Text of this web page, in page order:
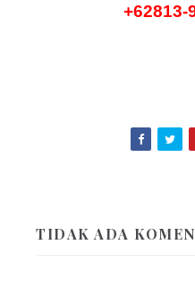
+62813-
TIDAK ADA